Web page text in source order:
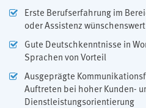
Erste Berufserfahrung im
oder Assistenz wünschenswert
Gute Deutschkenntnisse in
Sprachen von Vorteil
Ausgeprägte
Auftreten bei hoher Kunden-
Dienstleistungsorientierung